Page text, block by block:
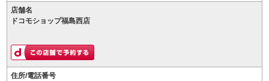
店舗名
ドコモショップ福島西店
住所/電話番号